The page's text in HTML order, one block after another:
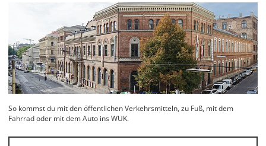
So kommst du mit den öffentlichen Verkehrsmitteln, zu Fuß, mit dem
Fahrrad oder mit dem Auto ins WUK.